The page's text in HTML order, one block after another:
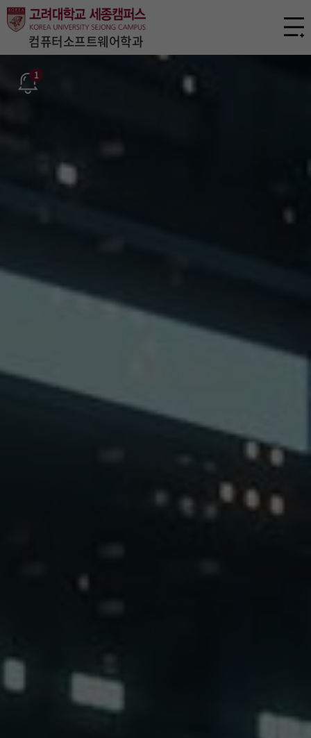
컴퓨터소프트웨어학과
1